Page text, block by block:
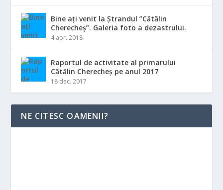
Bine ați venit la Ștrandul ”Cătălin
Cherecheș”. Galeria foto a dezastrului.
4 apr. 2018
Raportul de activitate al primarului
Cătălin Cherecheș pe anul 2017
18 dec. 2017
NE CITESC OAMENII?